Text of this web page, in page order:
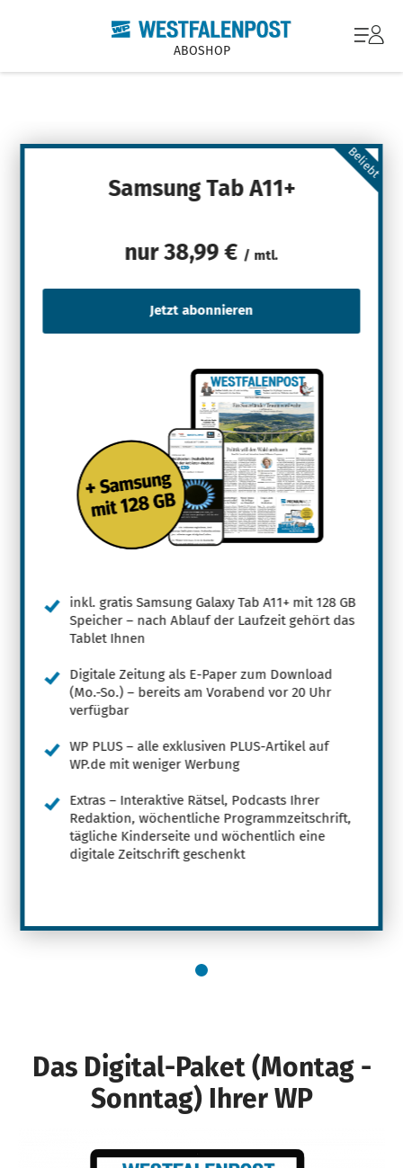
ABOSHOP
Beliebt
Samsung Tab A11+
nur38,99 € / mtl.
inkl. gratis Samsung Galaxy Tab A11+ mit 128 GB
Speicher – nach Ablauf der Laufzeit gehört das
Tablet Ihnen
Digitale Zeitung als E-Paper zum Download
(Mo.-So.) – bereits am Vorabend vor 20 Uhr
verfügbar
WP PLUS – alle exklusiven PLUS-Artikel auf
WP.de mit weniger Werbung
Extras – Interaktive Rätsel, Podcasts Ihrer
Redaktion, wöchentliche Programmzeitschrift,
tägliche Kinderseite und wöchentlich eine
digitale Zeitschrift geschenkt
Das Digital-Paket (Montag -
Sonntag) Ihrer WP